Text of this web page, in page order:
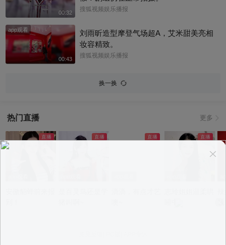
00:32 搜狐视频娱乐播报
app观看
00:43
刘雨昕造型摩登气场超A，艾米甜美亮相
妆容精致。
搜狐视频娱乐播报
换一换
热门直播 更多